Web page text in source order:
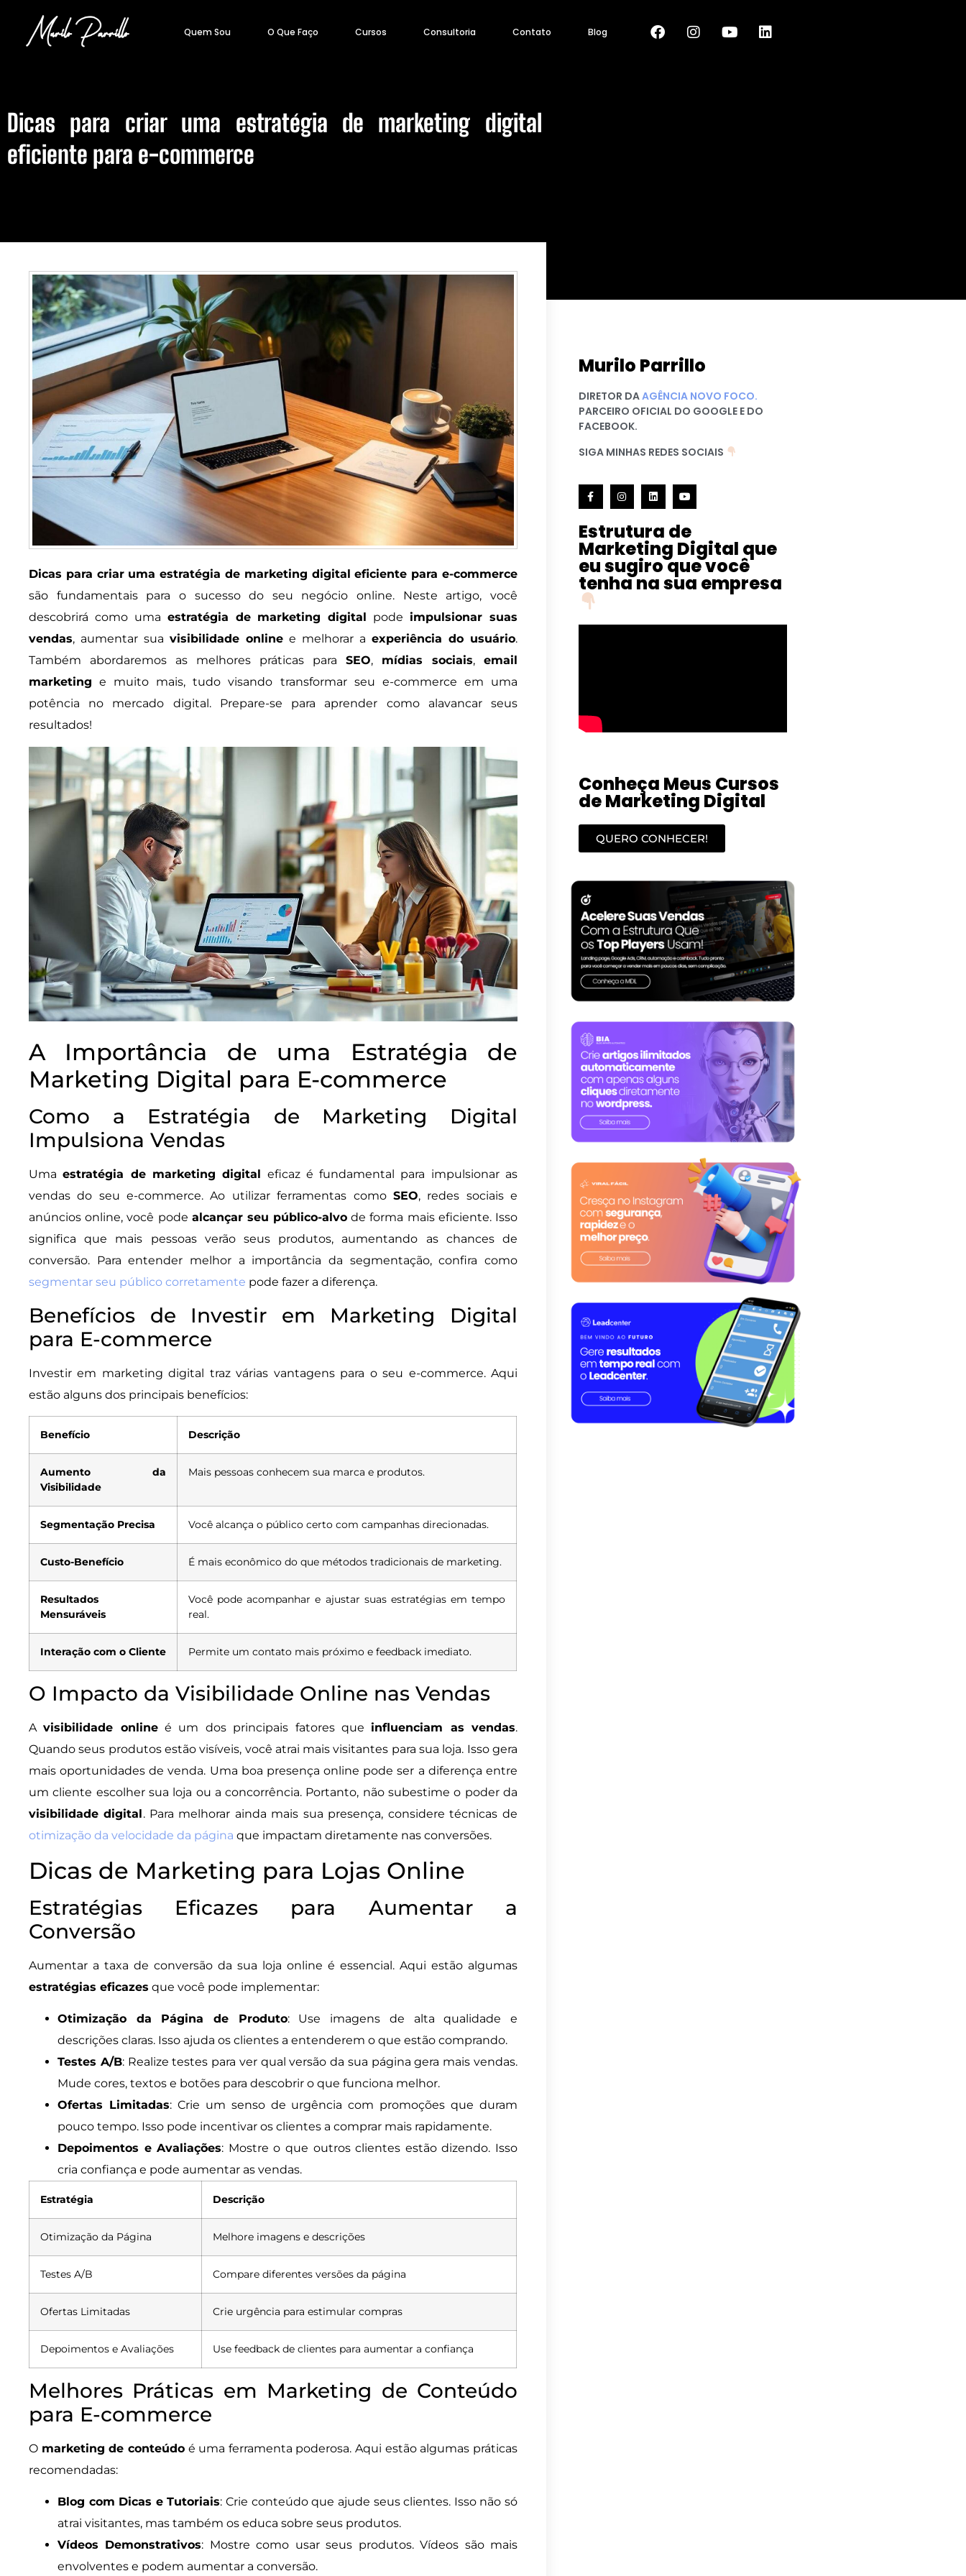
Quem Sou O Que Faço Cursos Consultoria Contato Blog
Dicas para criar uma estratégia de marketing digital
eficiente para e-commerce
Dicas para criar uma estratégia de marketing digital eficiente para e-commerce
são fundamentais para o sucesso do seu negócio online. Neste artigo, você
descobrirá como uma estratégia de marketing digital podeimpulsionar suas
vendas, aumentar sua visibilidade online e melhorar a experiência do usuário.
Também abordaremos as melhores práticas para SEO, mídias sociais, email
marketing e muito mais, tudo visando transformar seu e-commerce em uma
potência no mercado digital. Prepare-se para aprender como alavancar seus
resultados!
A Importância de uma Estratégia de
Marketing Digital para E-commerce
Como a Estratégia de Marketing Digital
Impulsiona Vendas
Umaestratégia de marketing digital eficaz é fundamental para impulsionar as
vendas do seu e-commerce. Ao utilizar ferramentas como SEO, redes sociais e
anúncios online, você pode alcançar seu público-alvo de forma mais eficiente. Isso
significa que mais pessoas verão seus produtos, aumentando as chances de
conversão. Para entender melhor a importância da segmentação, confira como
segmentar seu público corretamente pode fazer a diferença.
Benefícios de Investir em Marketing Digital
para E-commerce
Investir em marketing digital traz várias vantagens para o seu e-commerce. Aqui
estão alguns dos principais benefícios:
Benefício Descrição
Aumento da
Visibilidade
Mais pessoas conhecem sua marca e produtos.
Segmentação Precisa Você alcança o público certo com campanhas direcionadas.
Custo-Benefício É mais econômico do que métodos tradicionais de marketing.
Resultados
Mensuráveis
Você pode acompanhar e ajustar suas estratégias em tempo
real.
Interação com o Cliente Permite um contato mais próximo e feedback imediato.
O Impacto da Visibilidade Online nas Vendas
Avisibilidade onlineé um dos principais fatores queinfluenciam as vendas.
Quando seus produtos estão visíveis, você atrai mais visitantes para sua loja. Isso gera
mais oportunidades de venda. Uma boa presença online pode ser a diferença entre
um cliente escolher sua loja ou a concorrência. Portanto, não subestime o poder da
visibilidade digital . Para melhorar ainda mais sua presença, considere técnicas de
otimização da velocidade da página que impactam diretamente nas conversões.
Dicas de Marketing para Lojas Online
Estratégias Eficazes para Aumentar a
Conversão
Aumentar a taxa de conversão da sua loja online é essencial. Aqui estão algumas
estratégias eficazes que você pode implementar:
Otimização da Página de Produto: Use imagens de alta qualidade e
descrições claras. Isso ajuda os clientes a entenderem o que estão comprando.
Testes A/B: Realize testes para ver qual versão da sua página gera mais vendas.
Mude cores, textos e botões para descobrir o que funciona melhor.
Ofertas Limitadas: Crie um senso de urgência com promoções que duram
pouco tempo. Isso pode incentivar os clientes a comprar mais rapidamente.
Depoimentos e Avaliações: Mostre o que outros clientes estão dizendo. Isso
cria confiança e pode aumentar as vendas.
Estratégia Descrição
Otimização da Página Melhore imagens e descrições
Testes A/B Compare diferentes versões da página
Ofertas Limitadas Crie urgência para estimular compras
Depoimentos e Avaliações Use feedback de clientes para aumentar a confiança
Melhores Práticas em Marketing de Conteúdo
para E-commerce
O marketing de conteúdoé uma ferramenta poderosa. Aqui estão algumas práticas
recomendadas:
Blog com Dicas e Tutoriais: Crie conteúdo que ajude seus clientes. Isso não só
atrai visitantes, mas também os educa sobre seus produtos.
Vídeos Demonstrativos: Mostre como usar seus produtos. Vídeos são mais
envolventes e podem aumentar a conversão.
Murilo Parrillo
DIRETOR DAAGÊNCIA NOVO FOCO.
PARCEIRO OFICIAL DO GOOGLE E DO
FACEBOOK.
SIGA MINHAS REDES SOCIAIS
Estrutura de
Marketing Digital que
eu sugiro que você
tenha na sua empresa
Conheça Meus Cursos
de Marketing Digital
QUERO CONHECER!